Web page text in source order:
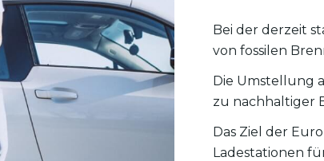
Bei der derzeit
von fossilen
Die Umstellung
zu nachhaltiger
Das Ziel der
Ladestationen